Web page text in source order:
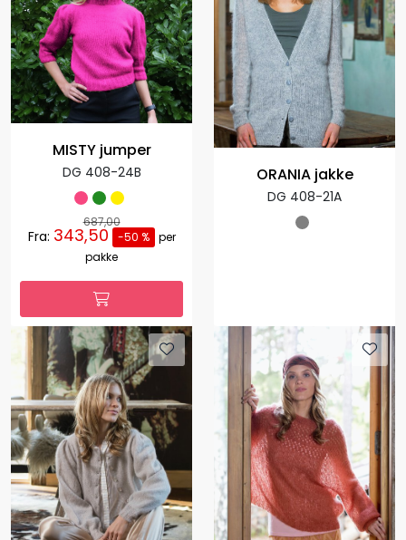
MISTY jumper
DG 408-24B
687,00
Fra: 343,50 -50 %
per
pakke
ORANIA jakke
DG 408-21A